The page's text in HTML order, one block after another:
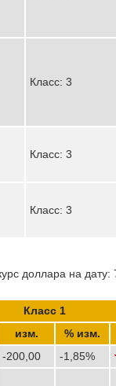
Класс: 3
Класс: 3
Класс: 3
доллара на дату:
Класс 1
изм. % изм.
-200,00
-1,85%